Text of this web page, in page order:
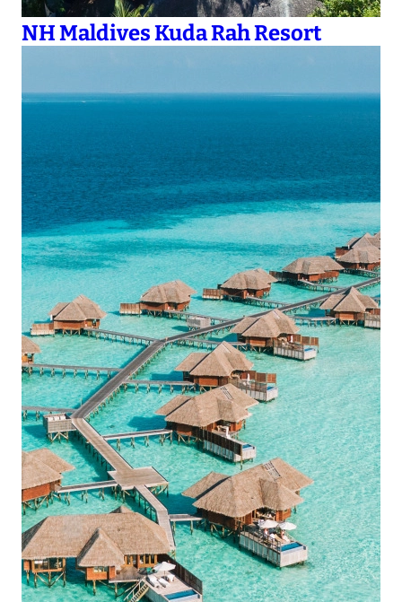
NH Maldives Kuda Rah Resort